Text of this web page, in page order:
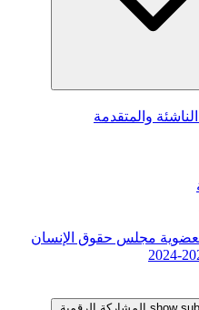
والمتقدمة
مجلس حقوق الإنسان